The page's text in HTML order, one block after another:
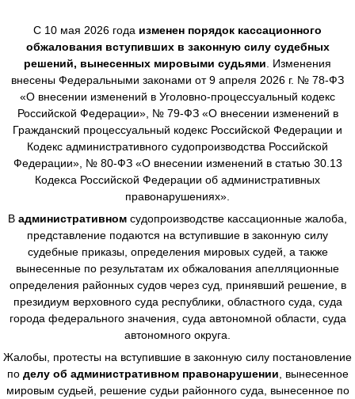
С 10 мая 2026 года изменен порядок кассационного
обжалования вступивших в законную силу судебных
решений, вынесенных мировыми судьями . Изменения
внесены Федеральными законами от 9 апреля 2026 г. № 78-ФЗ
«О внесении изменений в Уголовно-процессуальный кодекс
Российской Федерации», № 79-ФЗ «О внесении изменений в
Гражданский процессуальный кодекс Российской Федерации и
Кодекс административного судопроизводства Российской
Федерации», № 80-ФЗ «О внесении изменений в статью 30.13
Кодекса Российской Федерации об административных
правонарушениях».
В административном судопроизводстве кассационные жалоба,
представление подаются на вступившие в законную силу
судебные приказы, определения мировых судей, а также
вынесенные по результатам их обжалования апелляционные
определения районных судов через суд, принявший решение, в
президиум верховного суда республики, областного суда, суда
города федерального значения, суда автономной области, суда
автономного округа.
Жалобы, протесты на вступившие в законную силу постановление
по делу об административном правонарушении , вынесенное
мировым судьей, решение судьи районного суда, вынесенное по